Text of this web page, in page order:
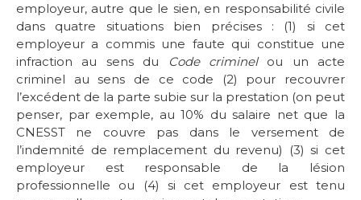
employeur, autre que le sien, en responsabilité civile
dans quatre situations bien précises : (1) si cet
employeur a commis une faute qui constitue une
infraction au sens du
Code criminelou un acte
criminel au sens de ce code (2) pour recouvrer
l’excédent de la parte subie sur la prestation (on peut
penser, par exemple, au 10% du salaire net que la
CNESST ne couvre pas dans le versement de
l’indemnité de remplacement du revenu) (3) si cet
employeur est responsable de la lésion
professionnelle ou (4) si cet employeur est tenu